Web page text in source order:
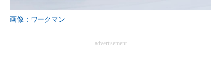
画像：ワークマン
advertisement